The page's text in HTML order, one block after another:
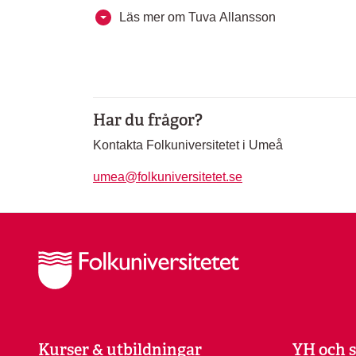
Läs mer om Tuva Allansson
Har du frågor?
Kontakta Folkuniversitetet i Umeå
umea@folkuniversitetet.se
Kurser & utbildningar YH och